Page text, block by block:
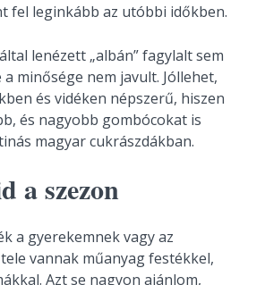
fel leginkább az utóbbi időkben.
lenézett „albán” fagylalt sem
minősége nem javult. Jóllehet,
és vidéken népszerű, hiszen
és nagyobb gombócokat is
magyar cukrászdákban.
a szezon
a gyerekemnek vagy az
vannak műanyag festékkel,
Azt se nagyon ajánlom,